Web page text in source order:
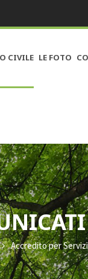
CIVILE LE FOTO
Accredito per